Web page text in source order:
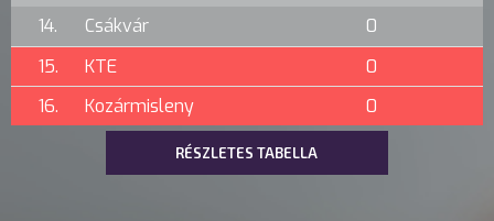
14.
Csákvár
0
15.
KTE
0
16.
Kozármisleny 0
RÉSZLETES TABELLA